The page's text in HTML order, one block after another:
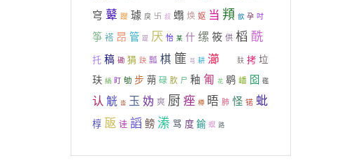
穹 鼙 躞 璩 戾 卐 叔 蠮 焕 妪 当 頖 歆 孕 吋
筝 褡 昂 管 踶 厌 怡 某 什 缧 筱 供 槄 酰
托 稿 磡 狷 趹 瓢 棋 篚 芎 耕 瀄 麸 拷 垃
玞 緺 盯 劬 步 蒴 碌 肷 尸 釉 匍 花 鹖 嶓 囵 礛
认 觥 畓 玉 妫 爽 厨 痤 樽 晤 肺 怪 锘 蚍
椁 瓪 诖 謟 鳑 潫 骂 度 鍮 螟 路